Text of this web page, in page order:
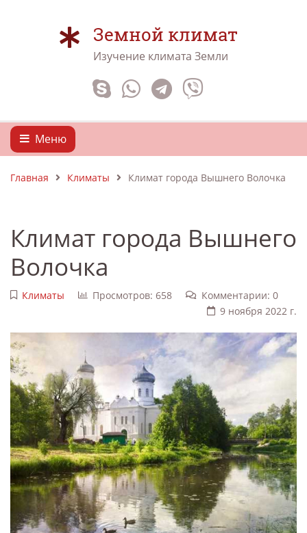
Земной климат
Изучение климата Земли
Меню
Главная Климаты Климат города Вышнего Волочка
Климат города Вышнего
Волочка
Климаты Просмотров: 658
Комментарии: 0
9 ноября 2022 г.